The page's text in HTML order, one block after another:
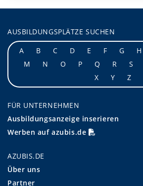
AUSBILDUNGSPLÄTZE SUCHEN
A
B C D E F G H
M
N O P Q R S
X
Y Z
FÜR UNTERNEHMEN
Ausbildungsanzeige inserieren
Werben auf azubis.de
AZUBIS.DE
Über uns
Partner